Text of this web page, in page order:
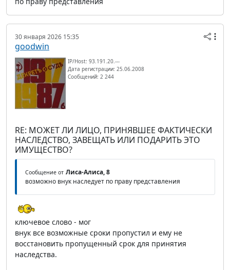
30 января 2026 15:35
goodwin
IP/Host: 93.191.20.---
Дата регистрации: 25.06.2008
Сообщений: 2 244
RE: МОЖЕТ ЛИ ЛИЦО, ПРИНЯВШЕЕ ФАКТИЧЕСКИ
НАСЛЕДСТВО, ЗАВЕЩАТЬ ИЛИ ПОДАРИТЬ ЭТО
ИМУЩЕСТВО?
Сообщение от Лиса-Алиса, 8
возможно внук наследует по праву представления
ключевое слово - мог
внук все возможные сроки пропустил и ему не
восстановить пропущенный срок для принятия
наследства.